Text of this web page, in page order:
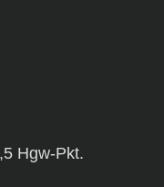
Hgw-Pkt.